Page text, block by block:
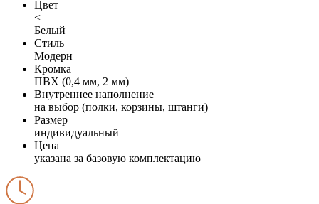
Цвет
<
Белый
Стиль
Модерн
Кромка
ПВХ (0,4 мм, 2 мм)
Внутреннее наполнение
на выбор (полки, корзины, штанги)
Размер
индивидуальный
Цена
указана за базовую комплектацию